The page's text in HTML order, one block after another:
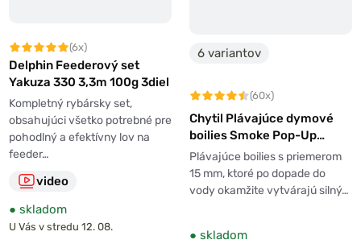
(6x)
Delphin Feederový set
Yakuza 330 3,3m 100g 3diel
Kompletný rybársky set,
obsahujúci všetko potrebné pre
pohodlný a efektívny lov na
feeder…
video
● skladom
U Vás v stredu 12. 08.
6 variantov
(60x)
Chytil Plávajúce dymové
boilies Smoke Pop-Up
15mm 35g
Plávajúce boilies s priemerom
15 mm, ktoré po dopade do
vody okamžite vytvárajú silný…
● skladom